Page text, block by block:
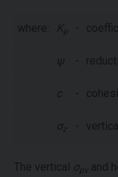
where: Kp -
ψ -
c -
σz -
The vertical σpv and